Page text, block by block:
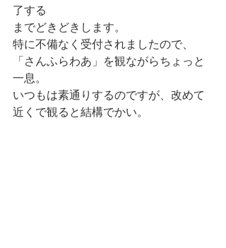
了する
までどきどきします。
特に不備なく受付されましたので、
「さんふらわあ」を観ながらちょっと
一息。
いつもは素通りするのですが、改めて
近くで観ると結構でかい。